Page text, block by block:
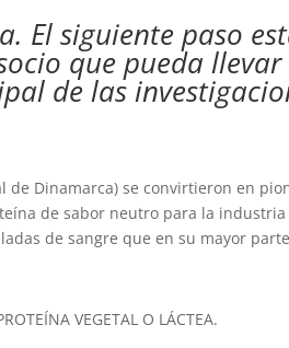
El siguiente paso
que pueda
de las
de Dinamarca) se convirtieron en
de sabor neutro para la
de sangre que en su mayor
VEGETAL O LÁCTEA.